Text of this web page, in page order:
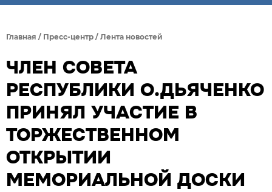
Главная / Пресс-центр / Лента новостей
ЧЛЕН СОВЕТА
РЕСПУБЛИКИ О.ДЬЯЧЕНКО
ПРИНЯЛ УЧАСТИЕ В
ТОРЖЕСТВЕННОМ
ОТКРЫТИИ
МЕМОРИАЛЬНОЙ ДОСКИ